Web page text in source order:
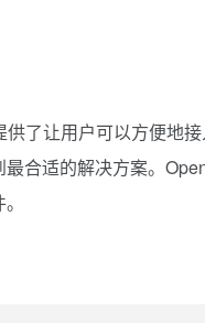
了让用户可以方便地
合适的解决方案。